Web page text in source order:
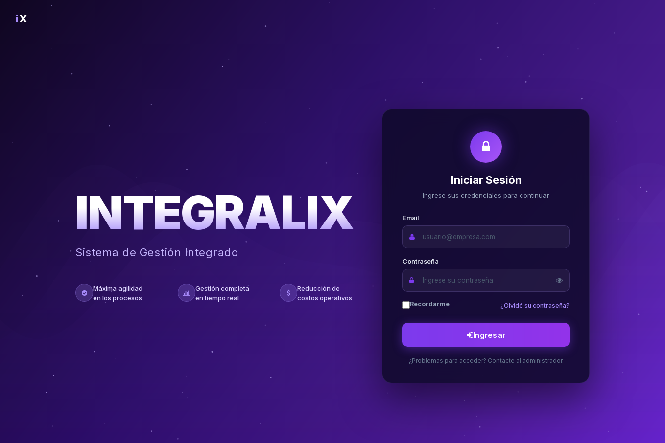
iX
INTEGRALIX
Sistema de Gestión Integrado
Máxima agilidad
en los procesos
Gestión completa
en tiempo real
Reducción de
costos operativos
Iniciar Sesión
Ingrese sus credenciales para continuar
Email
Contraseña
Recordarme ¿Olvidó su contraseña?
Ingresar
¿Problemas para acceder? Contacte al administrador.